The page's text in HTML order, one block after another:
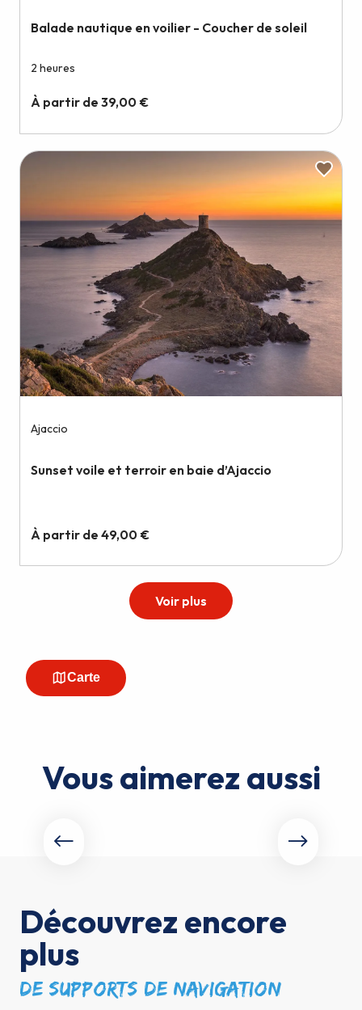
Vous aimerez aussi
Découvrez encore
plus
de supports de navigation